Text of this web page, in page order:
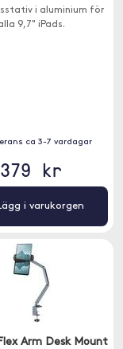
i aluminium för
9,7" iPads.
ca 3-7 vardagar
379 kr
i varukorgen
Arm Desk Mount